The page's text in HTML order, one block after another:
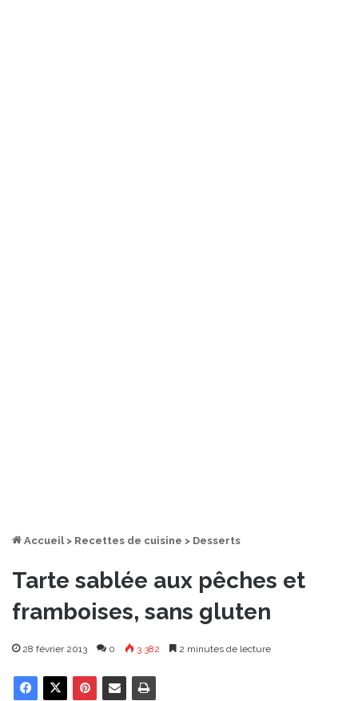
Accueil > Recettes de cuisine > Desserts
Tarte sablée aux pêches et
framboises, sans gluten
28 février 2013 0 3 382 2 minutes de lecture